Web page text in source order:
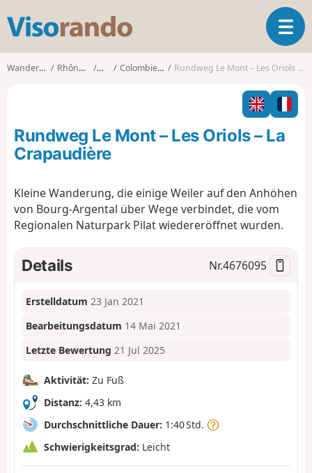
s
o
o
T
o
g
l
n
a
n
Wanderungen Rhône-Alpes Loire Colombier (Loire) Rundweg Le Mont – Les Oriols – La Crapaudière
Rundweg Le Mont – Les Oriols – La
Crapaudière
Kleine Wanderung, die einige Weiler auf den Anhöhen
von Bourg-Argental über Wege verbindet, die vom
Regionalen Naturpark Pilat wiedereröffnet wurden.
Details Nr.4676095
Erstelldatum 23 Jan 2021
Bearbeitungsdatum 14 Mai 2021
Letzte Bewertung 21 Jul 2025
Aktivität: Zu Fuß
Distanz: 4,43 km
Durchschnittliche Dauer: 1:40 Std.
Schwierigkeitsgrad: Leicht